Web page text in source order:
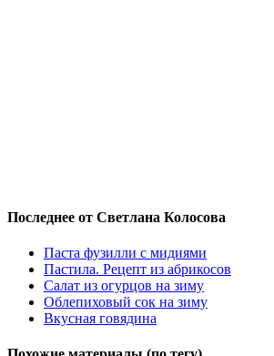
Последнее от Светлана Колосова
Паста фузилли с мидиями
Пастила. Рецепт из абрикосов
Салат из огурцов на зиму
Облепиховый сок на зиму
Вкусная говядина